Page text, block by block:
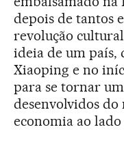
depois de tantos
revolução
ideia de um país,
Xiaoping e no
para se tornar
desenvolvidos
economia ao